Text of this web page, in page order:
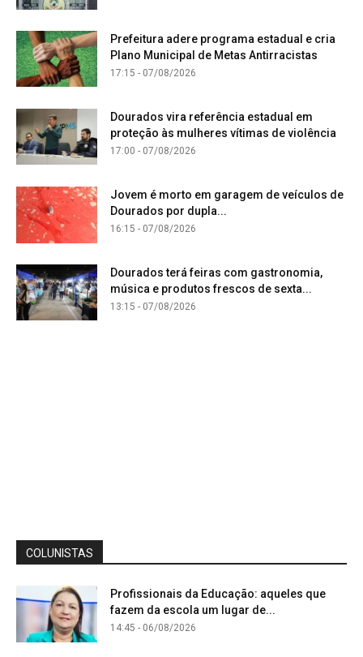
Prefeitura adere programa estadual e cria
Plano Municipal de Metas Antirracistas
17:15 - 07/08/2026
Dourados vira referência estadual em
proteção às mulheres vítimas de violência
17:00 - 07/08/2026
Jovem é morto em garagem de veículos de
Dourados por dupla...
16:15 - 07/08/2026
Dourados terá feiras com gastronomia,
música e produtos frescos de sexta...
13:15 - 07/08/2026
COLUNISTAS
Profissionais da Educação: aqueles que
fazem da escola um lugar de...
14:45 - 06/08/2026